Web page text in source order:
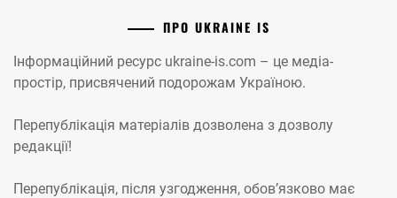
ПРО UKRAINE IS
Інформаційний ресурс ukraine-is.com – це медіа-
простір, присвячений подорожам Україною.
Перепублікація матеріалів дозволена з дозволу
редакції!
Перепублікація, після узгодження, обов’язково має